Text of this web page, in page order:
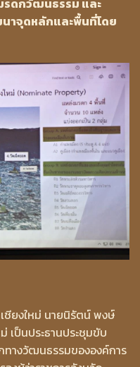
รดกวัฒนธรรม และ
าจุดหลักและพื้นที่โดย
ชียงใหม่ นายนิรัตน์ พงษ์
เป็นประธานประชุมขับ
ทางวัฒนธรรมขององค์การ